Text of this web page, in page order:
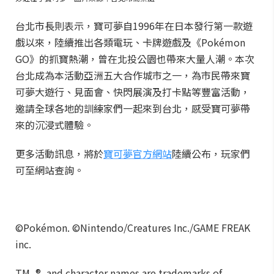
台北市長則表示，寶可夢自1996年在日本發行第一款遊
戲以來，陸續推出各類電玩、卡牌遊戲及《Pokémon
GO》的抓寶熱潮，曾在北投公園也帶來大量人潮。本次
台北成為本活動亞洲五大合作城市之一，為市民帶來寶
可夢大遊行、見面會、快閃展演及打卡點等豐富活動，
邀請全球各地的訓練家們一起來到台北，感受寶可夢帶
來的沉浸式體驗。
更多活動訊息，將於寶可夢官方網站陸續公布，玩家們
可至網站查詢。
©Pokémon. ©Nintendo/Creatures Inc./GAME FREAK
inc.